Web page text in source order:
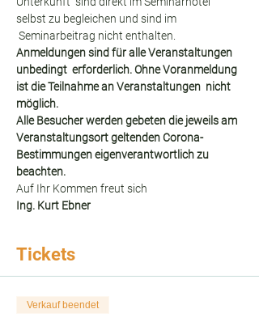
selbst zu begleichen und sind im
Seminarbeitrag nicht enthalten.
Anmeldungen sind für alle Veranstaltungen
unbedingt  erforderlich. Ohne Voranmeldung
ist die Teilnahme an Veranstaltungen  nicht
möglich.
Alle Besucher werden gebeten die jeweils am
Veranstaltungsort geltenden Corona-
Bestimmungen eigenverantwortlich zu
beachten.
Auf Ihr Kommen freut sich
Ing. Kurt Ebner
Tickets
Verkauf beendet